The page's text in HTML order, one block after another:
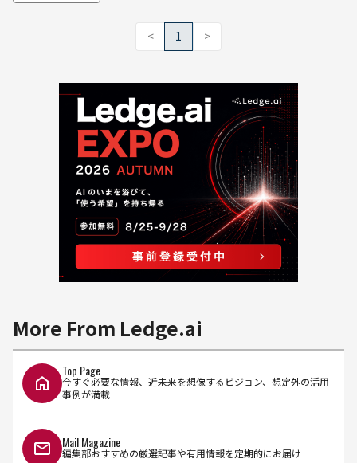
< 1 >
More From Ledge.ai
Top Page
今すぐ必要な情報、近未来を想像するビジョン、想定外の活用
事例が満載
Mail Magazine
編集部おすすめの厳選記事や有用情報を定期的にお届け